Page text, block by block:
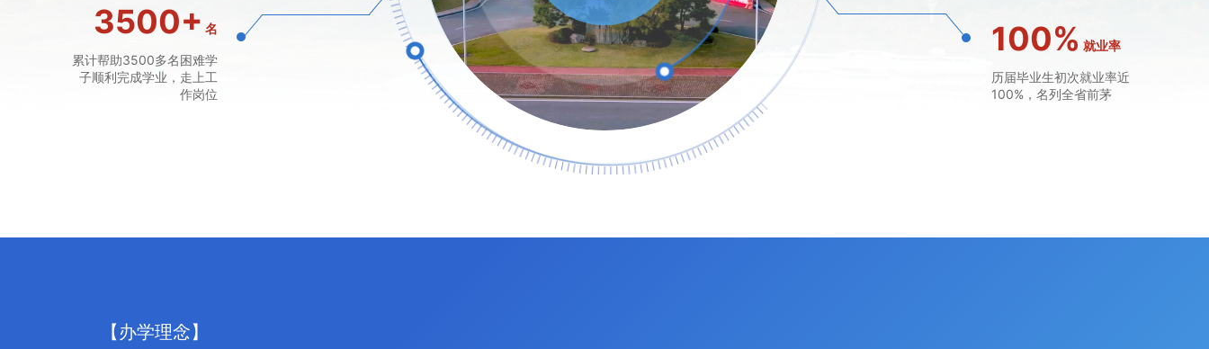
3500+ 名
累计帮助3500多名困难学
子顺利完成学业，走上工
作岗位
100% 就业率
历届毕业生初次就业率近
100%，名列全省前茅
【办学理念】